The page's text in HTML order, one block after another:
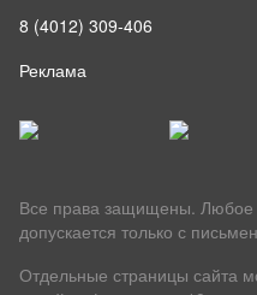
8 (4012) 309-406
Реклама
Все права защищены. Любое
допускается только с
Отдельные страницы сайта